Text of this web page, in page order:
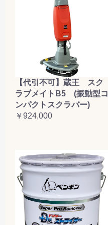
【代引不可】蔵王 スク
ラブメイトB5 (振動型コ
ンパクトスクラバー)
￥924,000